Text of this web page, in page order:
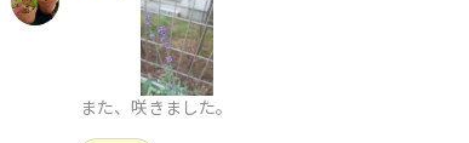
また、咲きました。